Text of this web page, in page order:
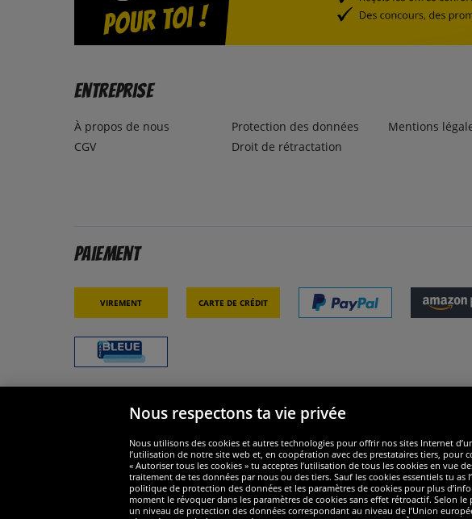
Entreprise
À propos de nous
CGV
Protection des données
Droit de rétractation
Mentions
Paiement
Virement Carte de crédit
Nous respectons ta vie privée
Nous utilisons des cookies et autres technologies pour offrir nos sites Internet
l’utilisation de notre site web et, en coopération avec des prestataires tiers, pour
« Autoriser tous les cookies » tu acceptes l’utilisation de tous les cookies en vue
traitement de tes données par nous ou des tiers. Sauf les cookies essentiels tu
politique de protection des données et les paramètres de cookies pour plus
moment le révoquer dans les paramètres de cookies sans effet rétroactif. Selon
un niveau de protection des données correspondant au niveau de l’Union